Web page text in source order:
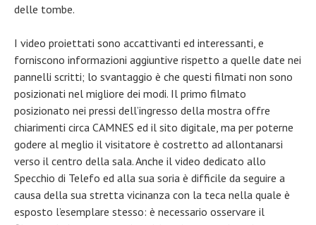
delle tombe.
I video proiettati sono accattivanti ed interessanti, e
forniscono informazioni aggiuntive rispetto a quelle date nei
pannelli scritti; lo svantaggio è che questi filmati non sono
posizionati nel migliore dei modi. Il primo filmato
posizionato nei pressi dell’ingresso della mostra offre
chiarimenti circa CAMNES ed il sito digitale, ma per poterne
godere al meglio il visitatore è costretto ad allontanarsi
verso il centro della sala. Anche il video dedicato allo
Specchio di Telefo ed alla sua soria è difficile da seguire a
causa della sua stretta vicinanza con la teca nella quale è
esposto l’esemplare stesso: è necessario osservare il